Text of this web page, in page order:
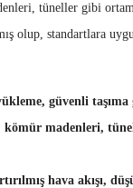
tüneller gibi
olup, standartlara
güvenli taşıma
madenleri,
hava akışı,